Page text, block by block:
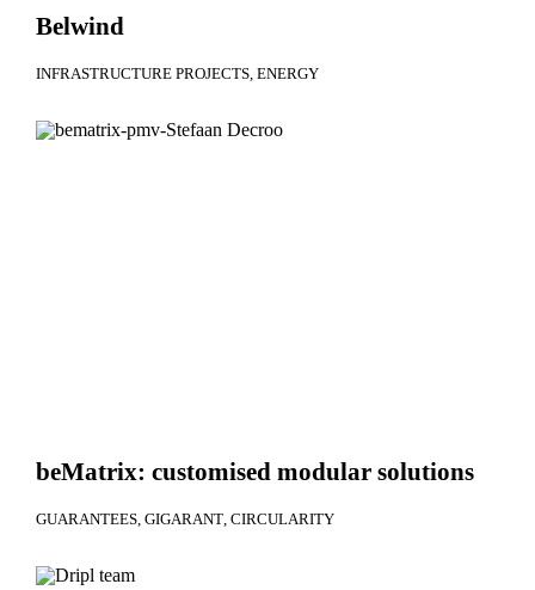
Belwind
INFRASTRUCTURE PROJECTS ENERGY
beMatrix: customised modular solutions
GUARANTEES GIGARANT CIRCULARITY